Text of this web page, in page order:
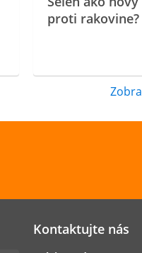
proti rakovine?
Kontaktujte nás